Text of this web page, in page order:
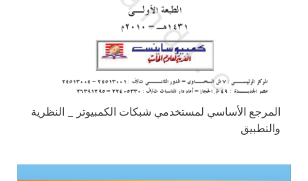
المرجع الأساسي لمستخدمي شبكات الكمبيوتر _ النظرية
والتطبيق